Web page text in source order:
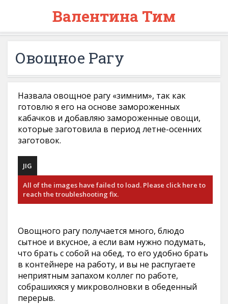
Валентина Тим
Овощное Рагу
Назвала овощное рагу «зимним», так как
готовлю я его на основе замороженных
кабачков и добавляю замороженные овощи,
которые заготовила в период летне-осенних
заготовок.
JIG
All of the images have failed to load. Please click here to
reach the troubleshooting fix.
Овощного рагу получается много, блюдо
сытное и вкусное, а если вам нужно подумать,
что брать с собой на обед, то его удобно брать
в контейнере на работу, и вы не распугаете
неприятным запахом коллег по работе,
собрашихяся у микроволновки в обеденный
перерыв.